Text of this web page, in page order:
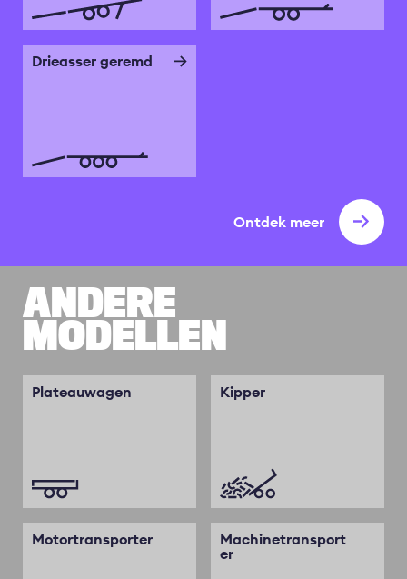
Drieasser geremd
Ontdek meer
ANDERE
MODELLEN
Plateauwagen Kipper
Motortransporter
Machinetransport
er